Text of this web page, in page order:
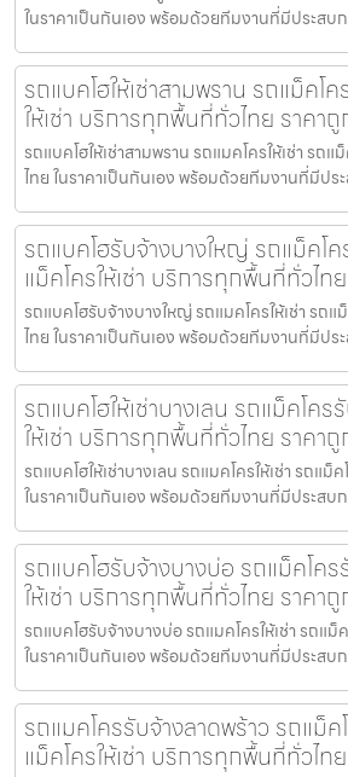
ในราคาเป็นกันเอง พร้อมด้วยทีมงานที่มีประสบ
รถแบคโฮให้เช่าสามพราน รถแม็คโ
ให้เช่า บริการทุกพื้นที่ทั่วไทย ราคาถู
รถแบคโฮให้เช่าสามพราน รถแมคโครให้เช่า รถ
ไทย ในราคาเป็นกันเอง พร้อมด้วยทีมงานที่มีปร
รถแบคโฮรับจ้างบางใหญ่ รถแม็คโ
แม็คโครให้เช่า บริการทุกพื้นที่ทั่วไท
รถแบคโฮรับจ้างบางใหญ่ รถแมคโครให้เช่า รถ
ไทย ในราคาเป็นกันเอง พร้อมด้วยทีมงานที่มีปร
รถแบคโฮให้เช่าบางเลน รถแม็คโค
ให้เช่า บริการทุกพื้นที่ทั่วไทย ราคาถู
รถแบคโฮให้เช่าบางเลน รถแมคโครให้เช่า รถแม็
ในราคาเป็นกันเอง พร้อมด้วยทีมงานที่มีประสบ
รถแบคโฮรับจ้างบางบ่อ รถแม็คโค
ให้เช่า บริการทุกพื้นที่ทั่วไทย ราคาถู
รถแบคโฮรับจ้างบางบ่อ รถแมคโครให้เช่า รถแม็
ในราคาเป็นกันเอง พร้อมด้วยทีมงานที่มีประสบ
รถแมคโครรับจ้างลาดพร้าว รถแม็ค
แม็คโครให้เช่า บริการทุกพื้นที่ทั่วไท